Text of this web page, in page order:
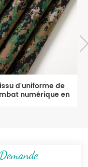
d'uniforme de
numérique en